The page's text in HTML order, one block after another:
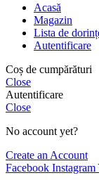
Acasă
Magazin
Lista de
Autentificare
Coș de cumpărături
Close
Autentificare
Close
No account yet?
Create an Account
Facebook Instagram